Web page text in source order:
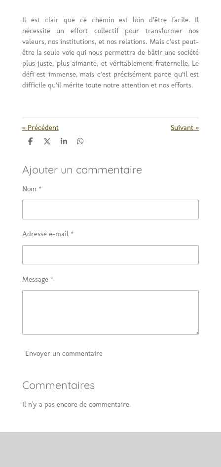
Il est clair que ce chemin est loin d’être facile. Il
nécessite un effort collectif pour transformer nos
valeurs, nos institutions, et nos relations. Mais c’est peut-
être la seule voie qui nous permettra de bâtir une société
plus juste, plus aimante, et véritablement fraternelle. Le
défi est immense, mais c’est précisément parce qu’il est
difficile qu’il mérite toute notre attention et nos efforts.
« Précédent Suivant »
P
t
a
e
P
t
a
P
a
P
t
a
Ajouter un commentaire
Nom *
Adresse e-mail *
Message *
Envoyer un commentaire
Commentaires
Il n'y a pas encore de commentaire.